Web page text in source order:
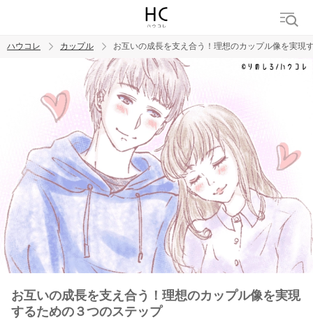
トレンド ワード
カップル デート エッチ セックス 長続き
ハウコレ カップル お互いの成長を支え合う！理想のカップル像を実現
お互いの成長を支え合う！理想のカップル像を実現
するための３つのステップ